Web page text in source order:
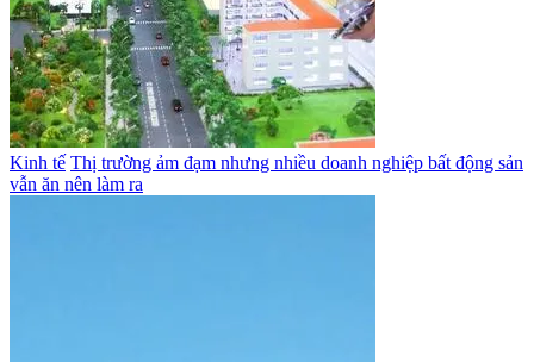
Kinh tế Thị trường ảm đạm nhưng nhiều doanh nghiệp bất động sản
vẫn ăn nên làm ra